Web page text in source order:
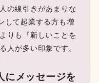
の線引きがあまりな
して起業する方も増
りも『新しいことを
人が多い印象です。
にメッセージを